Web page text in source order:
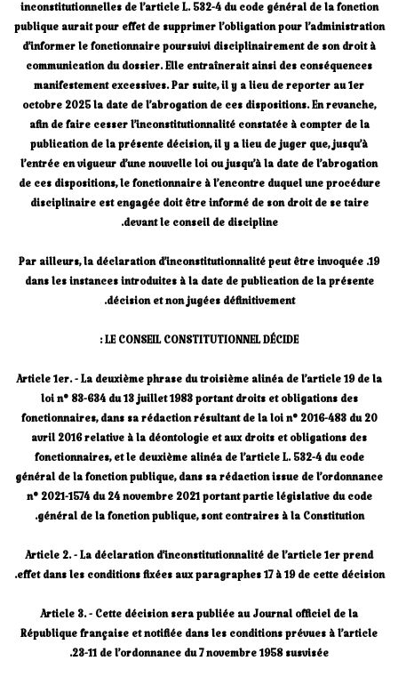
inconstitutionnelles de l’article L. 532-4 du code général de la fonction
publique aurait pour effet de supprimer l’obligation pour l’administration
d’informer le fonctionnaire poursuivi disciplinairement de son droit à
communication du dossier. Elle entraînerait ainsi des conséquences
manifestement excessives. Par suite, il y a lieu de reporter au 1er
octobre 2025 la date de l’abrogation de ces dispositions. En revanche,
afin de faire cesser l’inconstitutionnalité constatée à compter de la
publication de la présente décision, il y a lieu de juger que, jusqu’à
l’entrée en vigueur d’une nouvelle loi ou jusqu’à la date de l’abrogation
de ces dispositions, le fonctionnaire à l’encontre duquel une procédure
disciplinaire est engagée doit être informé de son droit de se taire
devant le conseil de discipline.
19. Par ailleurs, la déclaration d’inconstitutionnalité peut être invoquée
dans les instances introduites à la date de publication de la présente
décision et non jugées définitivement.
LE CONSEIL CONSTITUTIONNEL DÉCIDE :
Article 1er. - La deuxième phrase du troisième alinéa de l’article 19 de la
loi n° 83-634 du 13 juillet 1983 portant droits et obligations des
fonctionnaires, dans sa rédaction résultant de la loi n° 2016-483 du 20
avril 2016 relative à la déontologie et aux droits et obligations des
fonctionnaires, et le deuxième alinéa de l’article L. 532-4 du code
général de la fonction publique, dans sa rédaction issue de l’ordonnance
n° 2021-1574 du 24 novembre 2021 portant partie législative du code
général de la fonction publique, sont contraires à la Constitution.
Article 2. - La déclaration d’inconstitutionnalité de l’article 1er prend
effet dans les conditions fixées aux paragraphes 17 à 19 de cette décision.
Article 3. - Cette décision sera publiée au Journal officiel de la
République française et notifiée dans les conditions prévues à l’article
23-11 de l’ordonnance du 7 novembre 1958 susvisée.